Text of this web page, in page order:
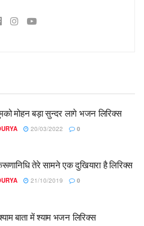
मोहन बड़ा सुन्दर लागे भजन लिरिक्स
20/03/2022 0
तेरे सामने एक दुखियारा है लिरिक्स
21/10/2019 0
बाता में श्याम भजन लिरिक्स